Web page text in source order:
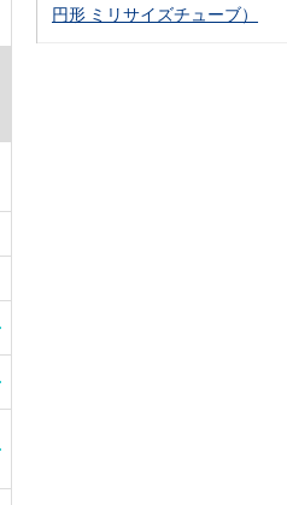
円形 ミリサイズチューブ）